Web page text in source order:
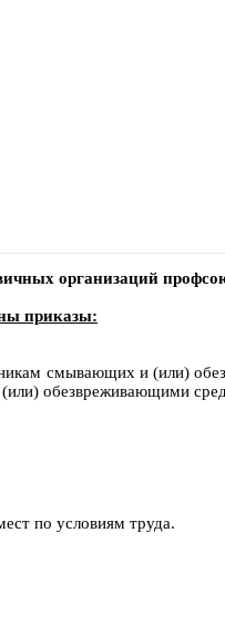
организаций
приказы:
смывающих и (или)
обезвреживающими
по условиям труда.